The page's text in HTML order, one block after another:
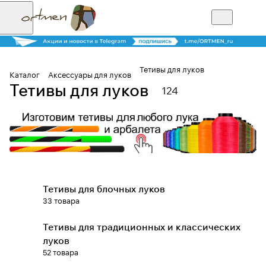
Каталог Аксессуары для луков
Тетивы для луков
Тетивы для луков 124
Тетивы для блочных луков
33 товара
Тетивы для традиционных и классических
луков
52 товара
Для клиентов всех банков
Разбейте
оплату на части
Сегодня
25%
в корзину